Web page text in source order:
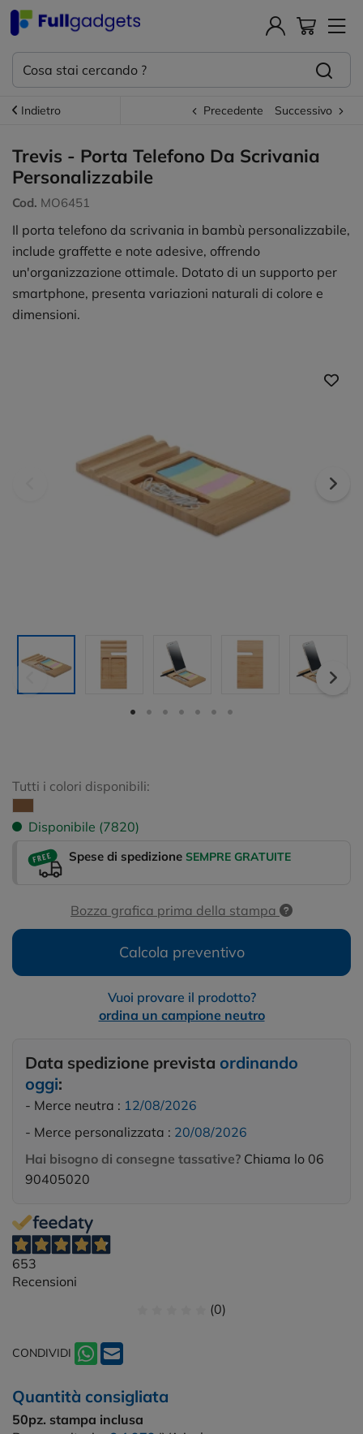
Indietro Precedente Successivo
Trevis - Porta Telefono Da Scrivania
Personalizzabile
Cod. MO6451
Il porta telefono da scrivania in bambù personalizzabile,
include graffette e note adesive, offrendo
un'organizzazione ottimale. Dotato di un supporto per
smartphone, presenta variazioni naturali di colore e
dimensioni.
Tutti i colori disponibili:
Disponibile (7820)
Spese di spedizione SEMPRE GRATUITE
Bozza grafica prima della stampa
Calcola preventivo
Vuoi provare il prodotto?
ordina un campione neutro
Data spedizione prevista ordinando
oggi:
- Merce neutra : 12/08/2026
- Merce personalizzata : 20/08/2026
Hai bisogno di consegne tassative? Chiama lo 06
90405020
653
Recensioni
(0)
CONDIVIDI
Quantità consigliata
50pz. stampa inclusa